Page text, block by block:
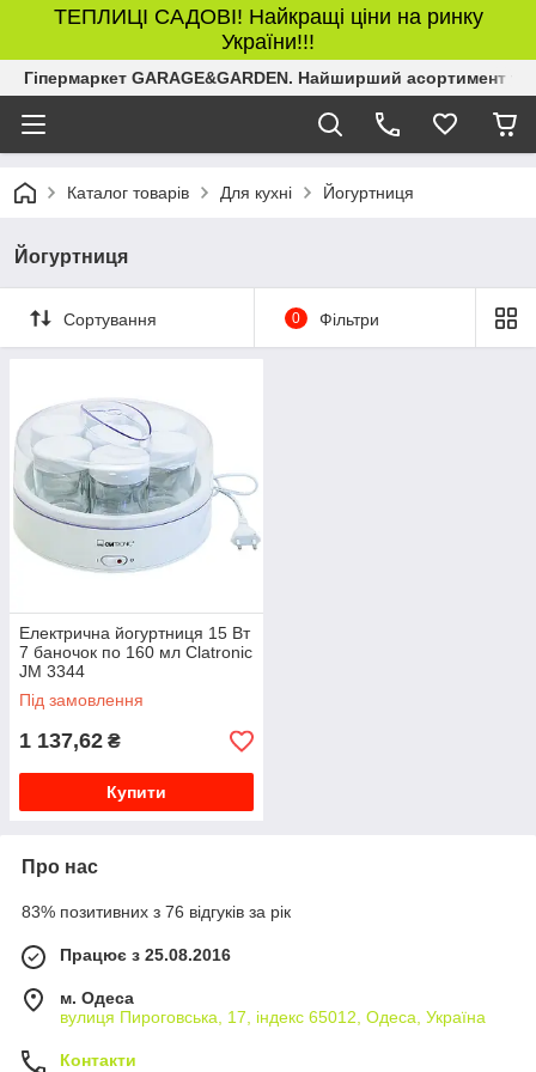
ТЕПЛИЦІ САДОВІ! Найкращі ціни на ринку
України!!!
Гіпермаркет GARAGE&GARDEN. Найширший асортимент
Каталог товарів Для кухні Йогуртниця
Йогуртниця
Сортування 0 Фільтри
Електрична йогуртниця 15 Вт
7 баночок по 160 мл Clatronic
JM 3344
Під замовлення
1 137,62 ₴
Купити
Про нас
83% позитивних з 76 відгуків за рік
Працює з 25.08.2016
м. Одеса
вулиця Пироговська, 17, індекс 65012, Одеса, Україна
Контакти